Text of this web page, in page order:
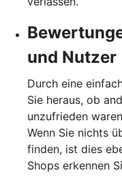
und Nutzer
Durch eine
Sie heraus, ob
unzufrieden
Wenn Sie nichts
finden, ist dies
Shops erkennen